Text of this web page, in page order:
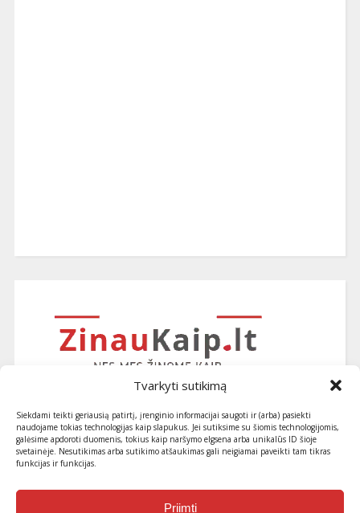
Tvarkyti sutikimą
Siekdami teikti geriausią patirtį, įrenginio informacijai saugoti ir (arba) pasiekti
naudojame tokias technologijas kaip slapukus. Jei sutiksime su šiomis technologijomis,
galėsime apdoroti duomenis, tokius kaip naršymo elgsena arba unikalūs ID šioje
svetainėje. Nesutikimas arba sutikimo atšaukimas gali neigiamai paveikti tam tikras
funkcijas ir funkcijas.
Priimti
Užsiprenumeruokite naujausius
straipsnius ir patarimus